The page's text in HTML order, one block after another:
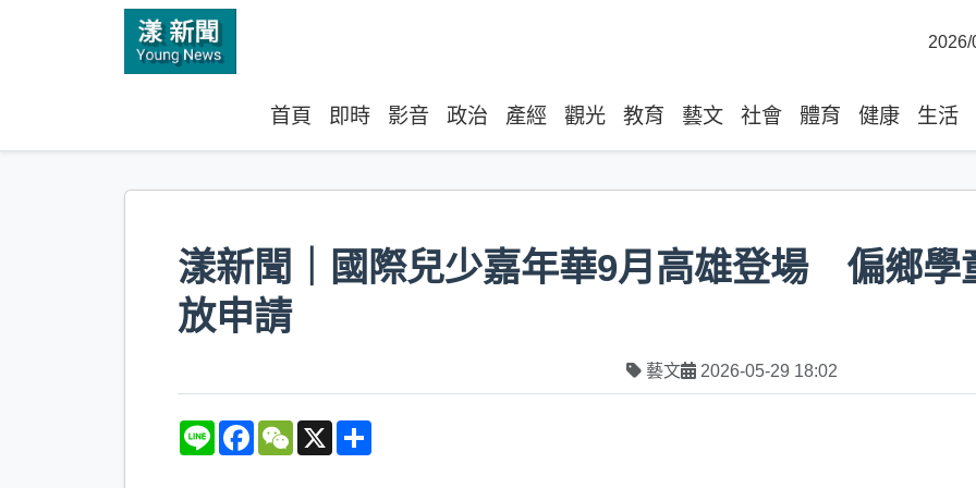
2026/
首頁 即時 影音 政治 產經 觀光 教育 藝文 社會 體育 健康 生活
漾新聞｜國際兒少嘉年華9月高雄登場 偏鄉學
放申請
藝文 2026-05-29 18:02
L
F
W
X